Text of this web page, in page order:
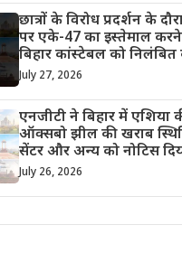
छात्रों के विरोध प्रदर्शन के
पर एके-47 का इस्तेमाल
बिहार कांस्टेबल को निलंबित
July 27, 2026
एनजीटी ने बिहार में एशिया
ऑक्सबो झील की खराब
सेंटर और अन्य को नोटिस
July 26, 2026